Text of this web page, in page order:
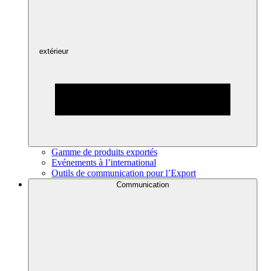
extérieur
Gamme de produits exportés
Evénements à l’international
Outils de communication pour l’Export
Communication